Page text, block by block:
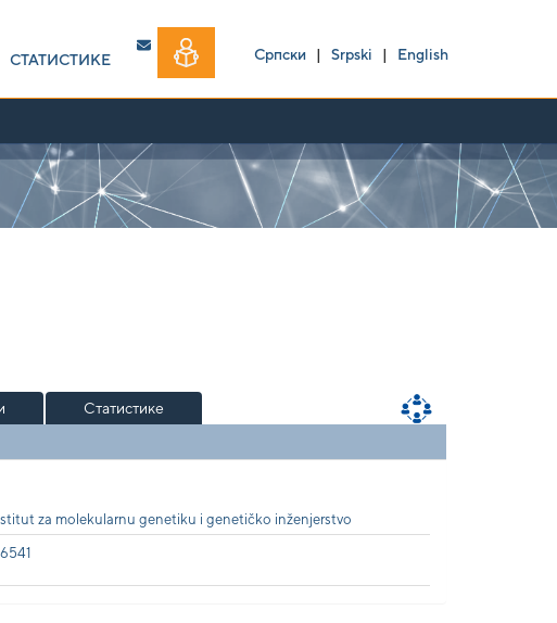
СТАТИСТИКЕ Српски |Srpski | English
Статистике
za molekularnu genetiku i genetičko inženjerstvo